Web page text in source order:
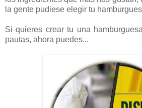
la gente pudiese elegir tu
Si quieres crear tu una
pautas, ahora puedes...